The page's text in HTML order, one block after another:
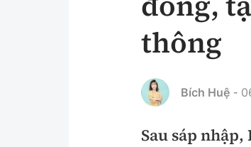
An
thông
Bích Huệ -
Sau sáp